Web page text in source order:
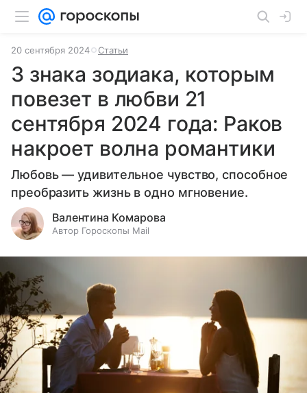
20 сентября 2024 Статьи
3 знака зодиака, которым
повезет в любви 21
сентября 2024 года: Раков
накроет волна романтики
Любовь — удивительное чувство, способное
преобразить жизнь в одно мгновение.
Валентина Комарова
Автор Гороскопы Mail